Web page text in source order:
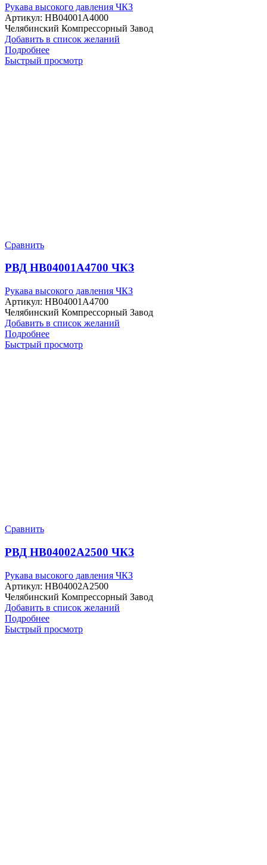
Рукава высокого давления ЧКЗ
Артикул: HB04001A4000
Челябинский Компрессорный Завод
Добавить в список желаний
Подробнее
Быстрый просмотр
Сравнить
РВД HB04001A4700 ЧКЗ
Рукава высокого давления ЧКЗ
Артикул: HB04001A4700
Челябинский Компрессорный Завод
Добавить в список желаний
Подробнее
Быстрый просмотр
Сравнить
РВД HB04002A2500 ЧКЗ
Рукава высокого давления ЧКЗ
Артикул: HB04002A2500
Челябинский Компрессорный Завод
Добавить в список желаний
Подробнее
Быстрый просмотр